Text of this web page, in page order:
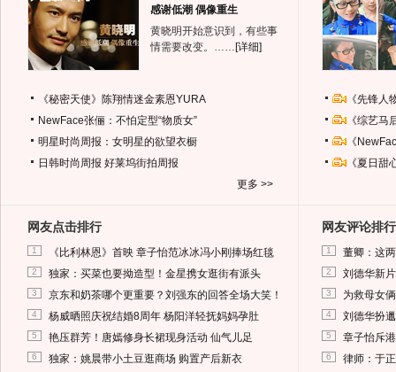
感谢低潮 偶像重生
黄晓明开始意识到，有些事
情需要改变。…… [详细]
《秘密天使》陈翔情迷金素恩YURA
NewFace张俪：不怕定型“物质女”
明星时尚周报：女明星的欲望衣橱
日韩时尚周报 好莱坞街拍周报
更多 >>
《先锋
《综艺
《
《夏日
网友点击排行
1 《比利林恩》首映 章子怡范冰冰冯小刚捧场红毯
2 独家：买菜也要拗造型！金星携女逛街有派头
3 京东和奶茶哪个更重要？刘强东的回答全场大笑！
4 杨威晒照庆祝结婚8周年 杨阳洋轻抚妈妈孕肚
5 艳压群芳！唐嫣修身长裙现身活动 仙气儿足
6 独家：姚晨带小土豆逛商场 购置产后新衣
网友评论排行
1 董卿：这
2 刘德华新
3 为救母女
4 刘德华扮
5 章子怡斥
6 律师：于